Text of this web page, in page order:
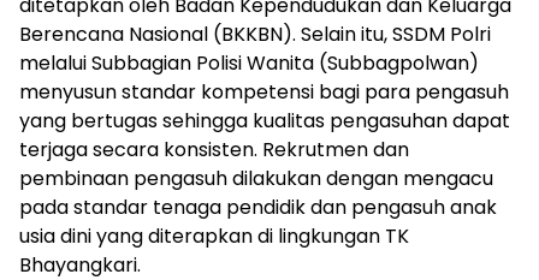
Berencana Nasional (BKKBN). Selain itu, SSDM Polri
melalui Subbagian Polisi Wanita (Subbagpolwan)
menyusun standar kompetensi bagi para pengasuh
yang bertugas sehingga kualitas pengasuhan dapat
terjaga secara konsisten. Rekrutmen dan
pembinaan pengasuh dilakukan dengan mengacu
pada standar tenaga pendidik dan pengasuh anak
usia dini yang diterapkan di lingkungan TK
Bhayangkari.